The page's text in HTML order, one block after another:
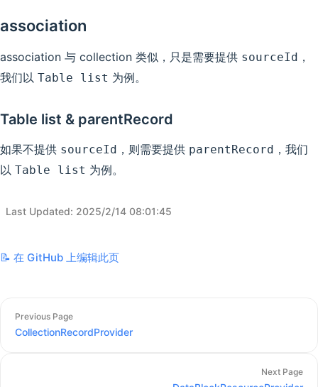
association
association 与 collection 类似，只是需要提供 sourceId ，
我们以 Table list 为例。
Table list & parentRecord
如果不提供 sourceId ，则需要提供 parentRecord ，我们
以 Table list 为例。
Last Updated: 2025/2/14 08:01:45
📝 在 GitHub 上编辑此页
Previous Page
CollectionRecordProvider
Next Page